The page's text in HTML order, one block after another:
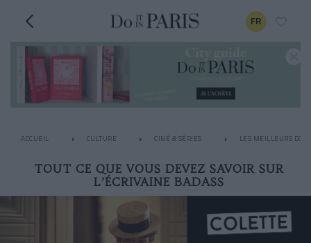
FR
ACCUEIL CULTURE CINÉ & SÉRIES LES MEILLEURS
TOUT CE QUE VOUS DEVEZ SAVOIR SUR
L’ÉCRIVAINE BADASS